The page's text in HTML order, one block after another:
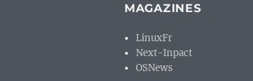
MAGAZINES
LinuxFr
Next-Inpact
OSNews